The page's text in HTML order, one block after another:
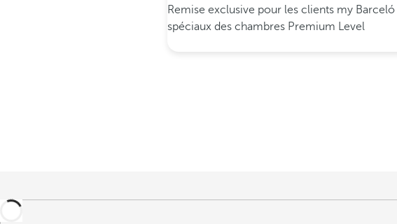
Remise exclusive pour les clients my Barceló
spéciaux des chambres Premium Level